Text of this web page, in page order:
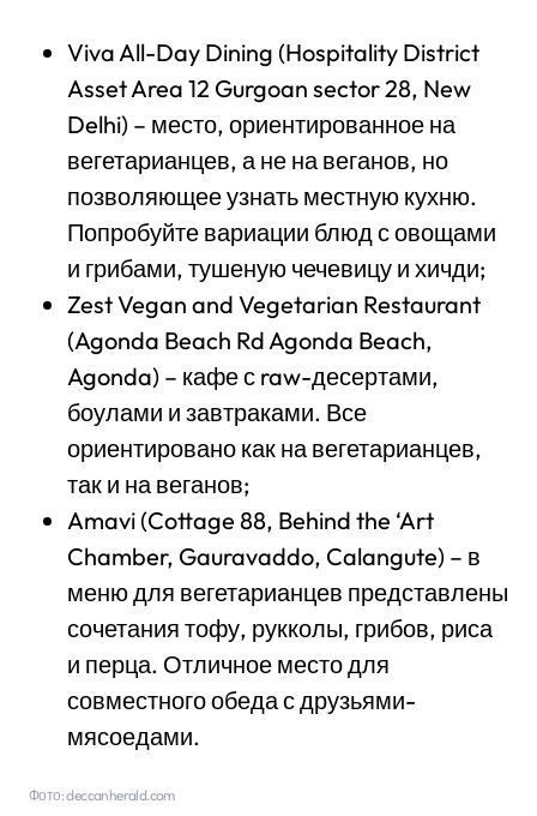
Viva All-Day Dining (Hospitality District
Asset Area 12 Gurgoan sector 28, New
Delhi) – место, ориентированное на
вегетарианцев, а не на веганов, но
позволяющее узнать местную кухню.
Попробуйте вариации блюд с овощами
и грибами, тушеную чечевицу и хичди;
Zest Vegan and Vegetarian Restaurant
(Agonda Beach Rd Agonda Beach,
Agonda) – кафе с raw-десертами,
боулами и завтраками. Все
ориентировано как на вегетарианцев,
так и на веганов;
Amavi (Cottage 88, Behind the ‘Art
Chamber, Gauravaddo, Calangute) – в
меню для вегетарианцев представлены
сочетания тофу, рукколы, грибов, риса
и перца. Отличное место для
совместного обеда с друзьями-
мясоедами.
Фото: deccanherald.com